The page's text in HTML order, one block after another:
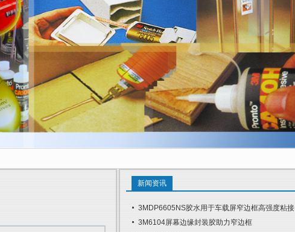
新闻资讯
3MDP6605NS胶水用于车载屏窄边框高强度粘接
3M6104屏幕边缘封装胶助力窄边框